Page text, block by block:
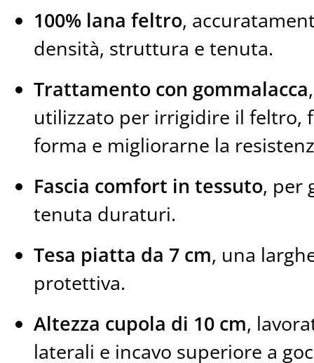
100% lana feltro,
densità, struttura e tenuta.
Trattamento con gommalacca
utilizzato per irrigidire il feltro,
forma e migliorarne la
Fascia comfort in tessuto, per
tenuta duraturi.
Tesa piatta da 7 cm, una
protettiva.
Altezza cupola di 10 cm,
laterali e incavo superiore a